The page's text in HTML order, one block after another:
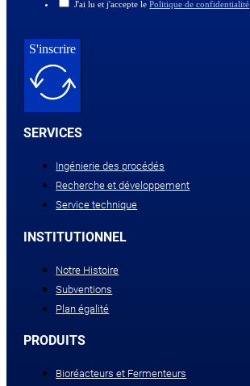
J'ai lu et j'accepte lePolitique de confidentialité
S'inscrire
SERVICES
Ingénierie des procédés
Recherche et développement
Service technique
INSTITUTIONNEL
Notre Histoire
Subventions
Plan égalité
PRODUITS
Bioréacteurs et Fermenteurs